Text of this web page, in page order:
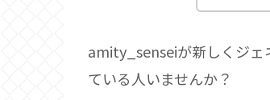
amity_senseiが新しくジェ
ている人いませんか？